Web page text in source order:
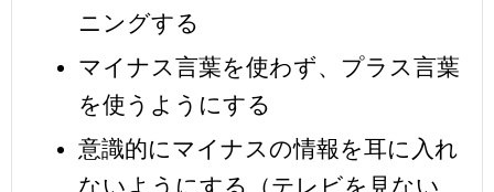
ニングする
マイナス言葉を使わず、プラス言葉
を使うようにする
意識的にマイナスの情報を耳に入れ
ないようにする（テレビを見ない